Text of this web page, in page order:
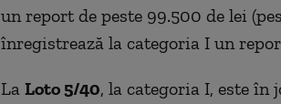
un report de peste 99.500 de lei
înregistrează la categoria I un
La Loto 5/40, la categoria I, este în